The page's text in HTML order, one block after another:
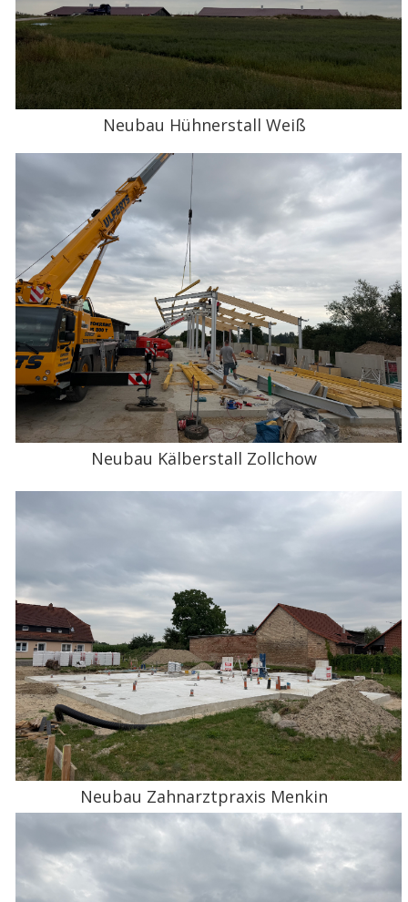
Neubau Hühnerstall Weiß
Neubau Kälberstall Zollchow
Neubau Zahnarztpraxis Menkin